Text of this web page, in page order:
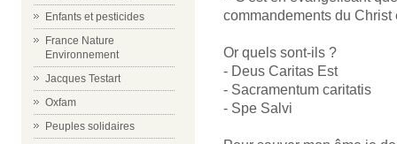
Enfants et pesticides
France Nature
Environnement
Jacques Testart
Oxfam
Peuples solidaires
commandements du
Or quels sont-ils ?
- Deus Caritas Est
- Sacramentum caritatis
- Spe Salvi